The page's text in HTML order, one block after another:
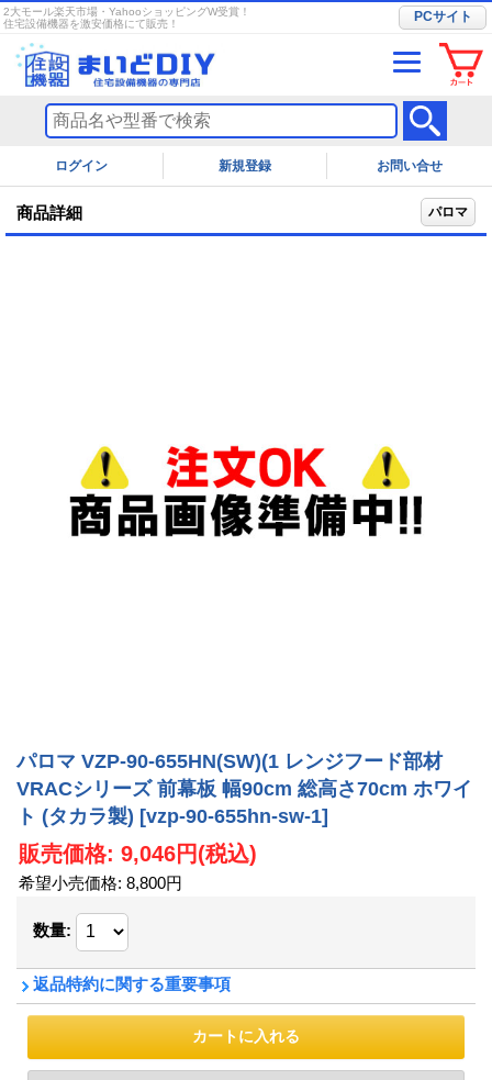
2大モール楽天市場・YahooショッピングW受賞！
住宅設備機器を激安価格にて販売！
PCサイト
ログイン お問い合せ
商品詳細 パロマ
パロマ VZP-90-655HN(SW)(1 レンジフード部材
VRACシリーズ 前幕板 幅90cm 総高さ70cm ホワイ
ト (タカラ製) [vzp-90-655hn-sw-1]
販売価格: 9,046円(税込)
希望小売価格: 8,800円
数量:
返品特約に関する重要事項